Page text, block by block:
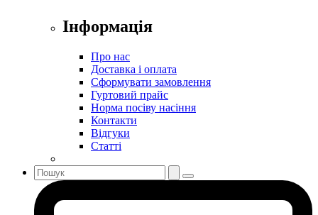
Інформація
Про нас
Доставка і оплата
Сформувати замовлення
Гуртовий прайс
Норма посіву насіння
Контакти
Відгуки
Статті